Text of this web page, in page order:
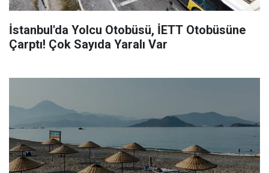
İstanbul'da Yolcu Otobüsü, İETT Otobüsüne
Çarptı! Çok Sayıda Yaralı Var